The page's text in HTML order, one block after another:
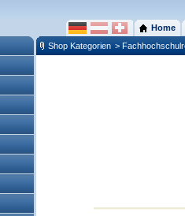
Home
Shop Kategorien >